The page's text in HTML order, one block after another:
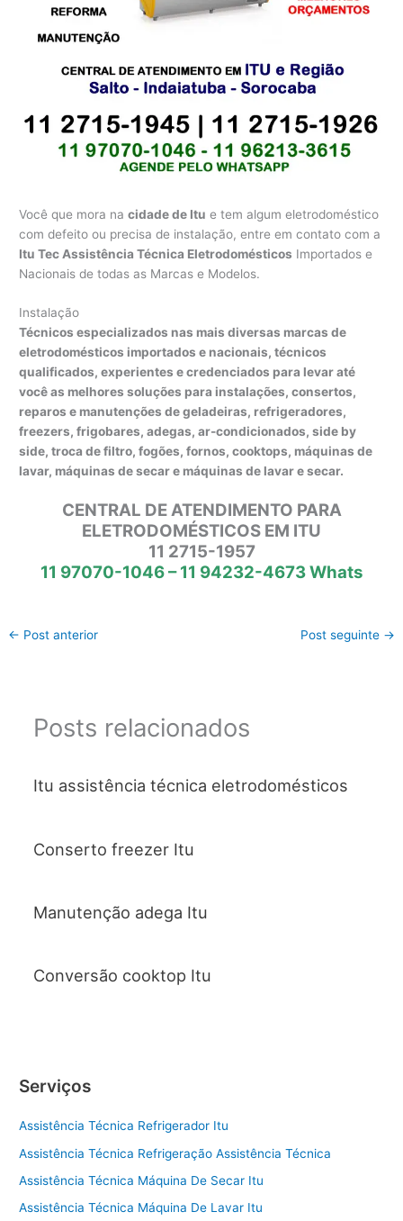
Você que mora nacidade de Itu e tem algum eletrodoméstico
com defeito ou precisa de instalação, entre em contato com a
Itu Tec Assistência Técnica Eletrodomésticos Importados e
Nacionais de todas as Marcas e Modelos.
Instalação
Técnicos especializados nas mais diversas marcas de
eletrodomésticos importados e nacionais, técnicos
qualificados, experientes e credenciados para levar até
você as melhores soluções para instalações, consertos,
reparos e manutenções de geladeiras, refrigeradores,
freezers, frigobares, adegas, ar-condicionados, side by
side, troca de filtro, fogões, fornos, cooktops, máquinas de
lavar, máquinas de secar e máquinas de lavar e secar.
CENTRAL DE ATENDIMENTO PARA
ELETRODOMÉSTICOS EM ITU
11 2715-1957
11 97070-1046 – 11 94232-4673 Whats
← Post anterior Post seguinte →
Posts relacionados
Itu assistência técnica eletrodomésticos
Conserto freezer Itu
Manutenção adega Itu
Conversão cooktop Itu
Serviços
Assistência Técnica Refrigerador Itu
Assistência Técnica Refrigeração Assistência Técnica
Assistência Técnica Máquina De Secar Itu
Assistência Técnica Máquina De Lavar Itu